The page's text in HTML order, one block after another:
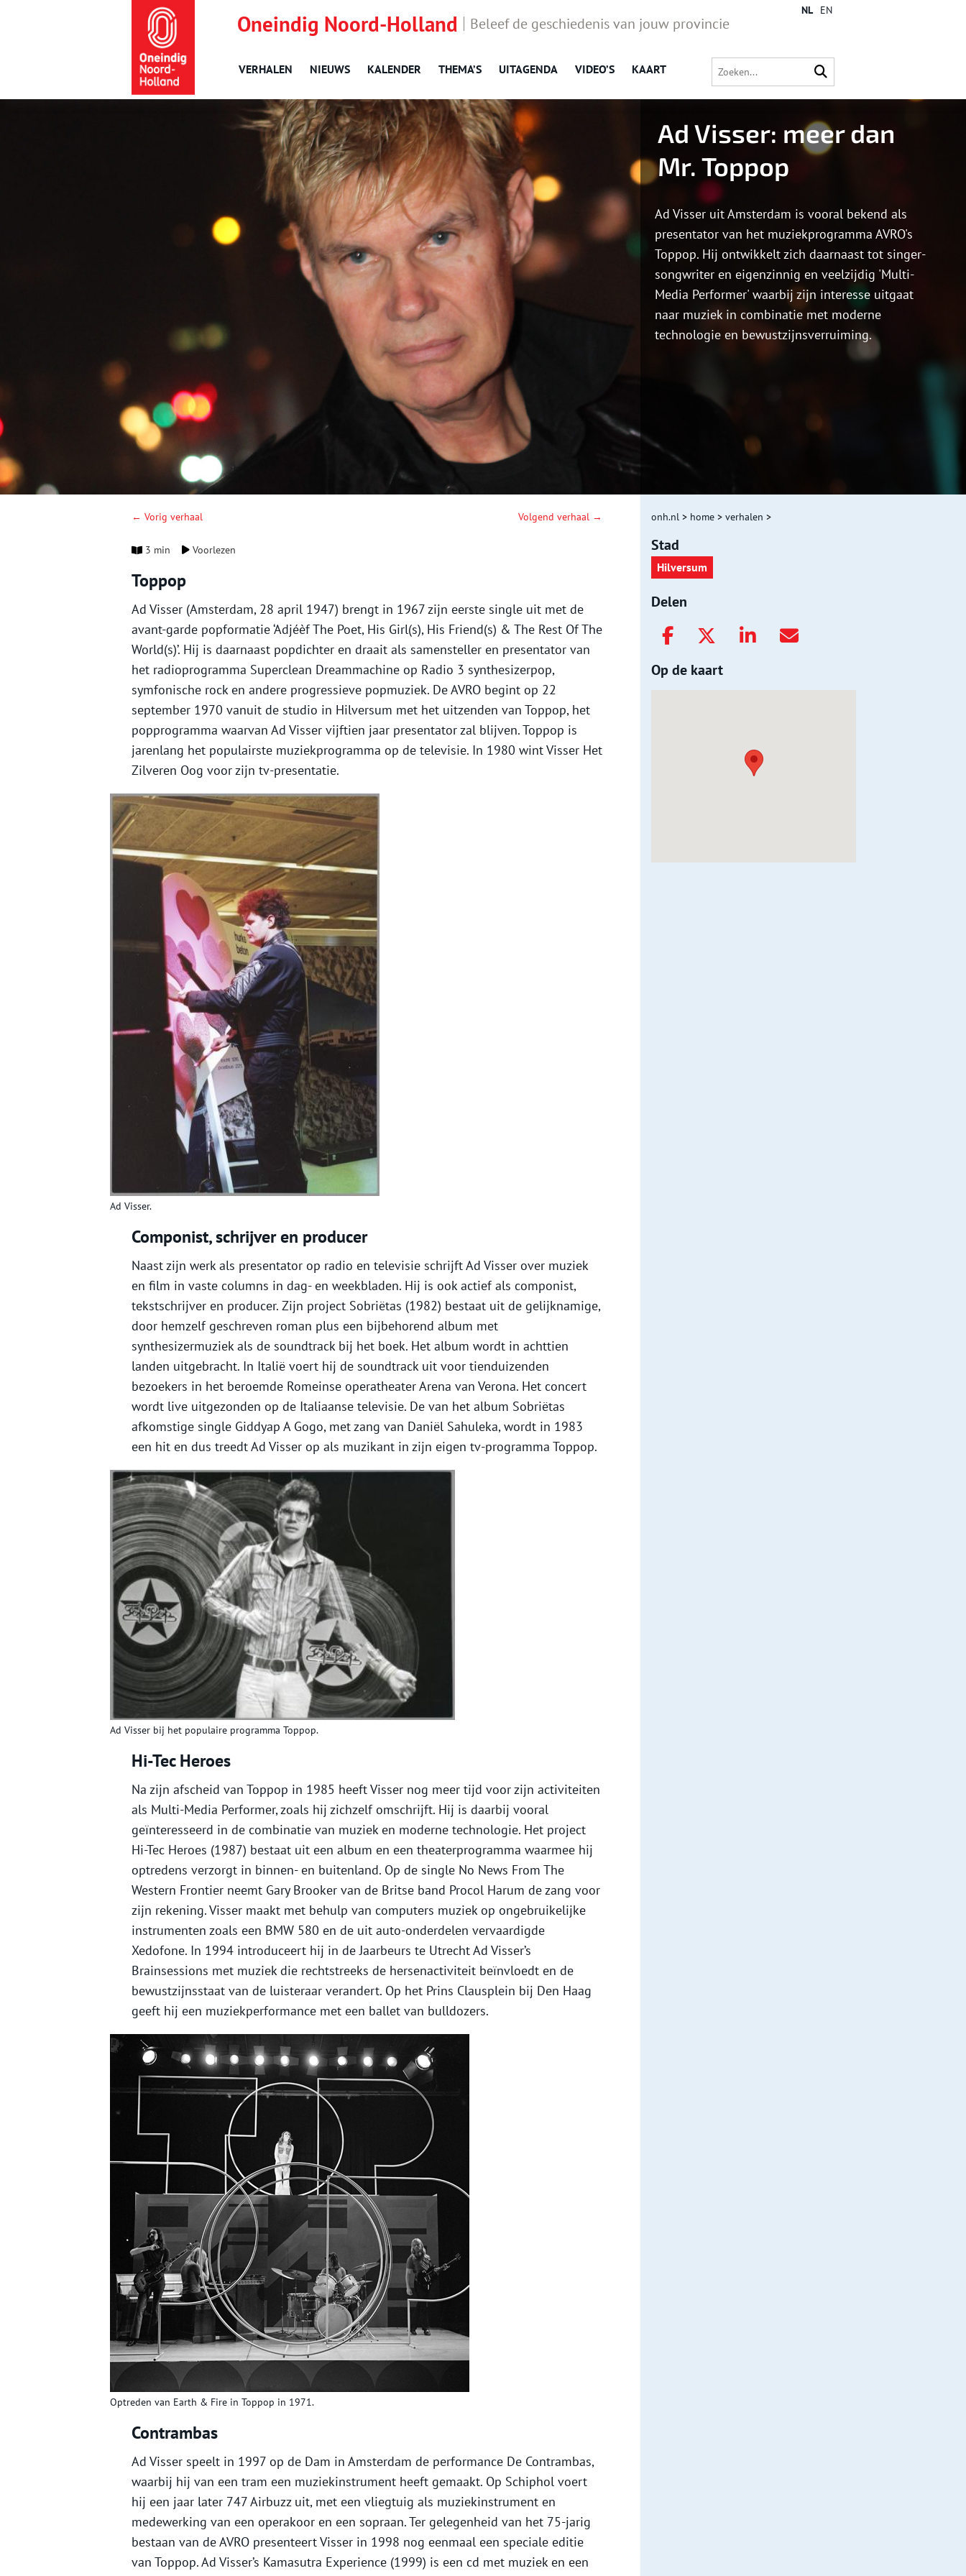
Oneindig Noord-Holland Beleef de geschiedenis van jouw provincie
VERHALEN NIEUWS KALENDER THEMA’S UITAGENDA VIDEO’S KAART
NL EN
Ad Visser: meer dan
Mr. Toppop
Ad Visser uit Amsterdam is vooral bekend als
presentator van het muziekprogramma AVRO's
Toppop. Hij ontwikkelt zich daarnaast tot singer-
songwriter en eigenzinnig en veelzijdig 'Multi-
Media Performer' waarbij zijn interesse uitgaat
naar muziek in combinatie met moderne
technologie en bewustzijnsverruiming.
← Vorig verhaal Volgend verhaal →
3 min Voorlezen
Toppop
Ad Visser (Amsterdam, 28 april 1947) brengt in 1967 zijn eerste single uit met de
avant-garde popformatie ‘Adjéèf The Poet, His Girl(s), His Friend(s) & The Rest Of The
World(s)’. Hij is daarnaast popdichter en draait als samensteller en presentator van
het radioprogramma Superclean Dreammachine op Radio 3 synthesizerpop,
symfonische rock en andere progressieve popmuziek. De AVRO begint op 22
september 1970 vanuit de studio in Hilversum met het uitzenden van Toppop, het
popprogramma waarvan Ad Visser vijftien jaar presentator zal blijven. Toppop is
jarenlang het populairste muziekprogramma op de televisie. In 1980 wint Visser Het
Zilveren Oog voor zijn tv-presentatie.
Ad Visser.
Componist, schrijver en producer
Naast zijn werk als presentator op radio en televisie schrijft Ad Visser over muziek
en film in vaste columns in dag- en weekbladen. Hij is ook actief als componist,
tekstschrijver en producer. Zijn project Sobriëtas (1982) bestaat uit de gelijknamige,
door hemzelf geschreven roman plus een bijbehorend album met
synthesizermuziek als de soundtrack bij het boek. Het album wordt in achttien
landen uitgebracht. In Italië voert hij de soundtrack uit voor tienduizenden
bezoekers in het beroemde Romeinse operatheater Arena van Verona. Het concert
wordt live uitgezonden op de Italiaanse televisie. De van het album Sobriëtas
afkomstige single Giddyap A Gogo, met zang van Daniël Sahuleka, wordt in 1983
een hit en dus treedt Ad Visser op als muzikant in zijn eigen tv-programma Toppop.
Ad Visser bij het populaire programma Toppop.
Hi-Tec Heroes
Na zijn afscheid van Toppop in 1985 heeft Visser nog meer tijd voor zijn activiteiten
als Multi-Media Performer, zoals hij zichzelf omschrijft. Hij is daarbij vooral
geïnteresseerd in de combinatie van muziek en moderne technologie. Het project
Hi-Tec Heroes (1987) bestaat uit een album en een theaterprogramma waarmee hij
optredens verzorgt in binnen- en buitenland. Op de single No News From The
Western Frontier neemt Gary Brooker van de Britse band Procol Harum de zang voor
zijn rekening. Visser maakt met behulp van computers muziek op ongebruikelijke
instrumenten zoals een BMW 580 en de uit auto-onderdelen vervaardigde
Xedofone. In 1994 introduceert hij in de Jaarbeurs te Utrecht Ad Visser’s
Brainsessions met muziek die rechtstreeks de hersenactiviteit beïnvloedt en de
bewustzijnsstaat van de luisteraar verandert. Op het Prins Clausplein bij Den Haag
geeft hij een muziekperformance met een ballet van bulldozers.
Optreden van Earth & Fire in Toppop in 1971.
Contrambas
Ad Visser speelt in 1997 op de Dam in Amsterdam de performance De Contrambas,
waarbij hij van een tram een muziekinstrument heeft gemaakt. Op Schiphol voert
hij een jaar later 747 Airbuzz uit, met een vliegtuig als muziekinstrument en
medewerking van een operakoor en een sopraan. Ter gelegenheid van het 75-jarig
bestaan van de AVRO presenteert Visser in 1998 nog eenmaal een speciale editie
van Toppop. Ad Visser’s Kamasutra Experience (1999) is een cd met muziek en een
onh.nl > home > verhalen >
Stad
Hilversum
Delen
Op de kaart